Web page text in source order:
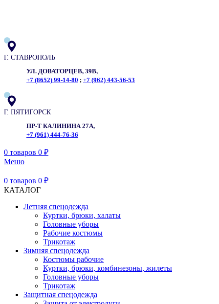
Г. СТАВРОПОЛЬ
УЛ. ДОВАТОРЦЕВ, 39В,
+7 (8652) 99-14-80 ; +7 (962) 443-56-53
Г. ПЯТИГОРСК
ПР-Т КАЛИНИНА 27А,
+7 (961) 444-76-36
0 товаров 0 ₽
Меню
0 товаров 0 ₽
КАТАЛОГ
Летняя спецодежда
Куртки, брюки, халаты
Головные уборы
Рабочие костюмы
Трикотаж
Зимняя спецодежда
Костюмы рабочие
Куртки, брюки, комбинезоны, жилеты
Головные уборы
Трикотаж
Защитная спецодежда